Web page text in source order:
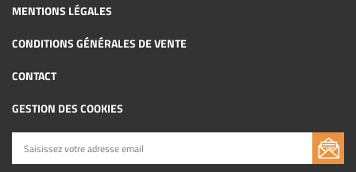
MENTIONS LÉGALES
CONDITIONS GÉNÉRALES DE VENTE
CONTACT
GESTION DES COOKIES